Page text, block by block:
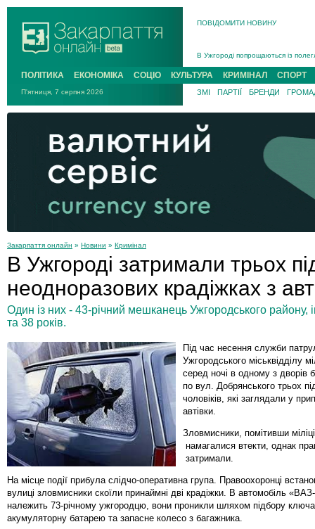
ПОВІДОМИТИ НОВИНУ
В Ужгороді попрощаються із
В Ужгороді 5 серпня
Підтвердили загибель
На війні з рф поліг військовий з
На Хустщині внаслідок ДТП за
Інструктора районного ТЦК на
ПОЛІТИКА ЕКОНОМІКА СОЦІО КУЛЬТУРА КРИМІНАЛ СПОРТ
П'ятниця, 7 серпня 2026 ЗМІ ПАРТІЇ БРЕНДИ
Закарпаття онлайн » Новини » Кримінал
В Ужгороді затримали трьох
неодноразових крадіжках з
Один із них - 43-річний мешканець Ужгородського району,
та 38 років.
Під час несення служби
Ужгородського міськвідділу
серед ночі в одному з дворів
по вул. Добрянського трьох
чоловіків, які заглядали у
автівки.
Зловмисники, помітивши
намагалися втекти, однак
затримали.
На місце події прибула слідчо-оперативна група. Правоохоронці
вулиці зловмисники скоїли принаймні дві крадіжки. В автомобіль
належить 73-річному ужгородцю, вони проникли шляхом підбору
акумуляторну батарею та запасне колесо з багажника.